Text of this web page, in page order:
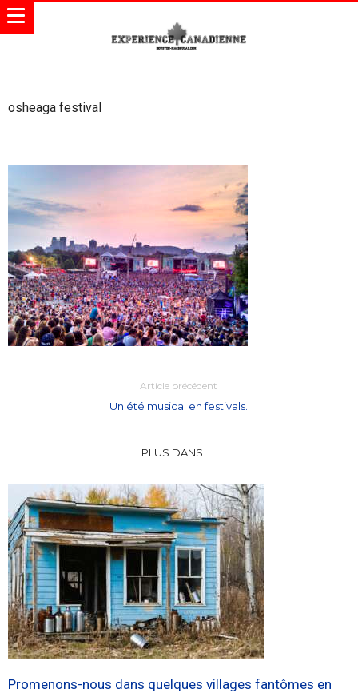
osheaga festival
Article précédent
Un été musical en festivals.
PLUS DANS
Promenons-nous dans quelques villages fantômes en